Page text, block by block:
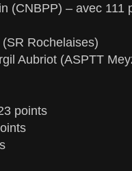
(CNBPP) – avec 111
Rochelaises)
Aubriot (ASPTT
points